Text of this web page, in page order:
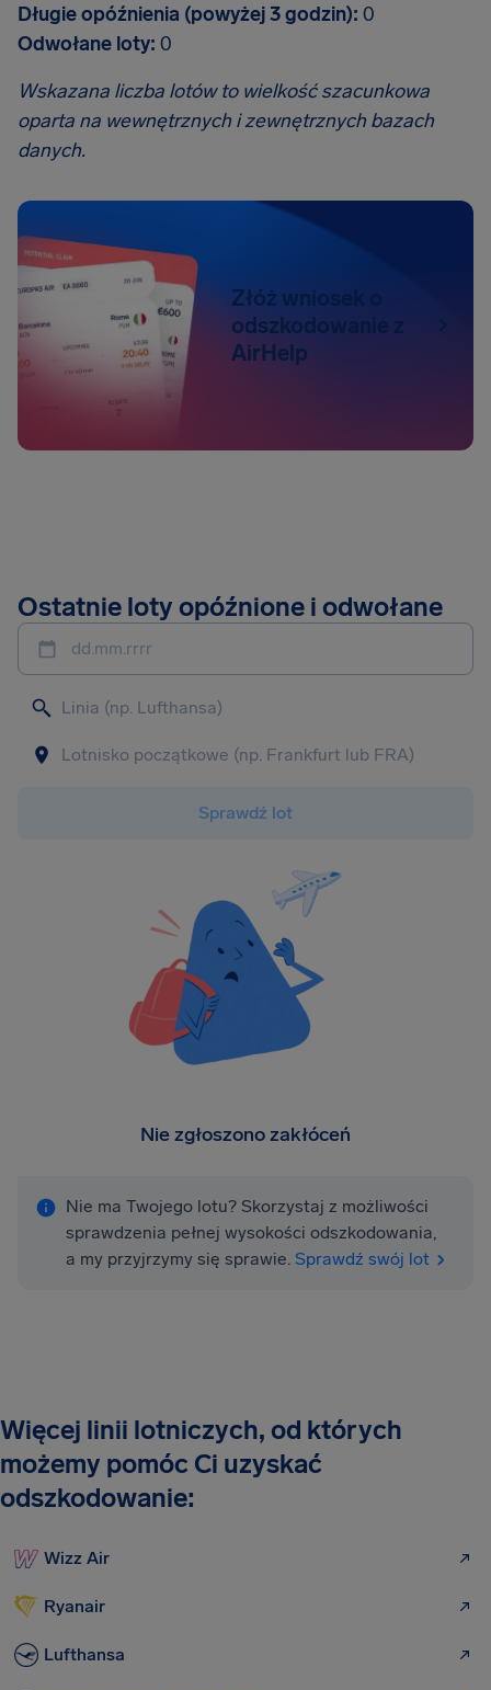
Długie opóźnienia (powyżej 3 godzin): 0
Odwołane loty: 0
Wskazana liczba lotów to wielkość szacunkowa
oparta na wewnętrznych i zewnętrznych bazach
danych.
Złóż wniosek o
odszkodowanie z
AirHelp
Ostatnie loty opóźnione i odwołane
dd.mm.rrrr
Sprawdź lot
Nie zgłoszono zakłóceń
Nie ma Twojego lotu? Skorzystaj z możliwości
sprawdzenia pełnej wysokości odszkodowania,
a my przyjrzymy się sprawie. Sprawdź swój lot
Więcej linii lotniczych, od których
możemy pomóc Ci uzyskać
odszkodowanie:
Wizz Air
Ryanair
Lufthansa